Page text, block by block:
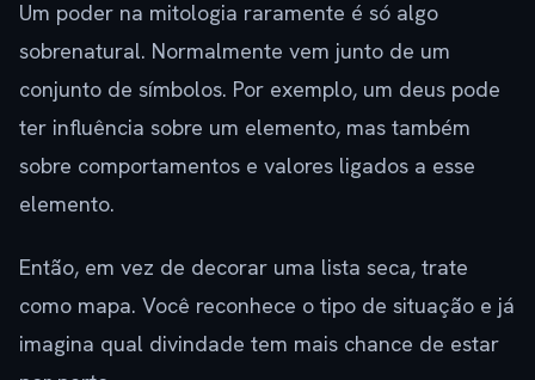
Um poder na mitologia raramente é só algo
sobrenatural. Normalmente vem junto de um
conjunto de símbolos. Por exemplo, um deus pode
ter influência sobre um elemento, mas também
sobre comportamentos e valores ligados a esse
elemento.
Então, em vez de decorar uma lista seca, trate
como mapa. Você reconhece o tipo de situação e já
imagina qual divindade tem mais chance de estar